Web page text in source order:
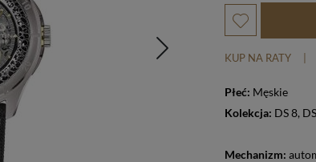
KUP NA RATY
Płeć: Męskie
Kolekcja: DS 8,
Mechanizm: